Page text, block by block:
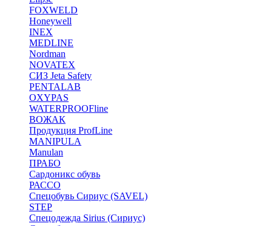
FOXWELD
Honeywell
INEX
MEDLINE
Nordman
NOVATEX
СИЗ Jeta Safety
PENTALAB
OXYPAS
WATERPROOFline
ВОЖАК
Продукция ProfLine
MANIPULA
Manulan
ПРАБО
Сардоникс обувь
РАССО
Спецобувь Сириус (SAVEL)
STEP
Спецодежда Sirius (Сириус)